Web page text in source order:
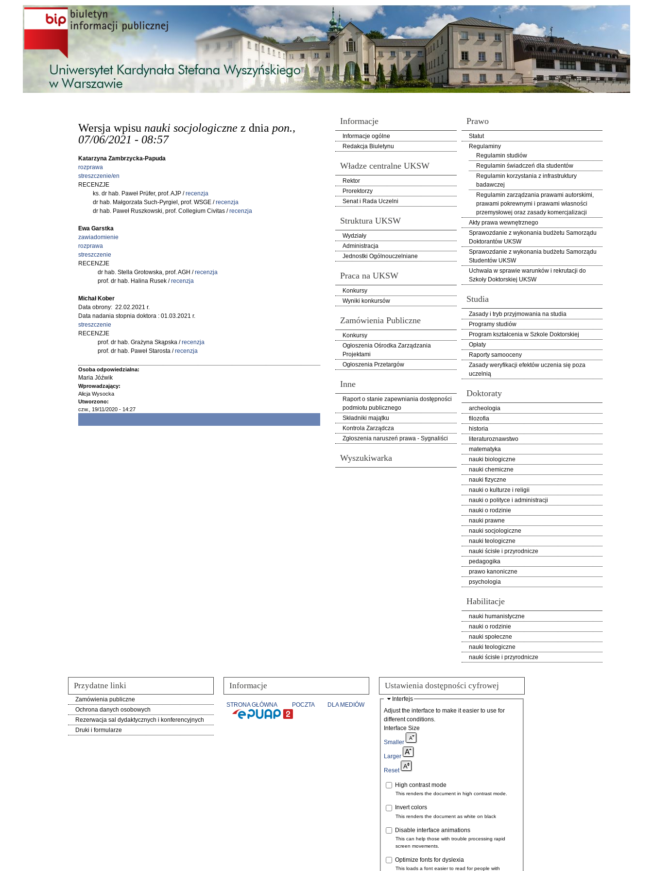
Przejdź do treści
Wersja wpisu nauki socjologiczne z dnia pon.,
07/06/2021 - 08:57
Katarzyna Zambrzycka-Papuda
rozprawa
streszczenie/en
RECENZJE
ks. dr hab. Paweł Prüfer, prof. AJP /recenzja
dr hab. Małgorzata Such-Pyrgiel, prof. WSGE /recenzja
dr hab. Paweł Ruszkowski, prof. Collegium Civitas /recenzja
Ewa Garstka
zawiadomienie
rozprawa
streszczenie
RECENZJE
dr hab. Stella Grotowska, prof. AGH /recenzja
prof. dr hab. Halina Rusek /recenzja
Michał Kober
Data obrony: 22.02.2021 r.
Data nadania stopnia doktora : 01.03.2021 r.
streszczenie
RECENZJE
prof. dr hab. Grażyna Skąpska /recenzja
prof. dr hab. Paweł Starosta /recenzja
Osoba odpowiedzialna:
Maria Jóźwik
Wprowadzający:
Alicja Wysocka
Utworzono:
czw., 19/11/2020 - 14:27
Informacje
Informacje ogólne
Redakcja Biuletynu
Władze centralne UKSW
Rektor
Prorektorzy
Senat i Rada Uczelni
Struktura UKSW
Wydziały
Administracja
Jednostki Ogólnouczelniane
Praca na UKSW
Konkursy
Wyniki konkursów
Zamówienia Publiczne
Konkursy
Ogłoszenia Ośrodka Zarządzania
Projektami
Ogłoszenia Przetargów
Inne
Raport o stanie zapewniania dostępności
podmiotu publicznego
Składniki majątku
Kontrola Zarządcza
Zgłoszenia naruszeń prawa - Sygnaliści
Wyszukiwarka
Prawo
Statut
Regulaminy
Regulamin studiów
Regulamin świadczeń dla studentów
Regulamin korzystania z infrastruktury
badawczej
Regulamin zarządzania prawami autorskimi,
prawami pokrewnymi i prawami własności
przemysłowej oraz zasady komercjalizacji
Akty prawa wewnętrznego
Sprawozdanie z wykonania budżetu Samorządu
Doktorantów UKSW
Sprawozdanie z wykonania budżetu Samorządu
Studentów UKSW
Uchwała w sprawie warunków i rekrutacji do
Szkoły Doktorskiej UKSW
Studia
Zasady i tryb przyjmowania na studia
Programy studiów
Program kształcenia w Szkole Doktorskiej
Opłaty
Raporty samooceny
Zasady weryfikacji efektów uczenia się poza
uczelnią
Doktoraty
archeologia
filozofia
historia
literaturoznawstwo
matematyka
nauki biologiczne
nauki chemiczne
nauki fizyczne
nauki o kulturze i religii
nauki o polityce i administracji
nauki o rodzinie
nauki prawne
nauki socjologiczne
nauki teologiczne
nauki ścisłe i przyrodnicze
pedagogika
prawo kanoniczne
psychologia
Habilitacje
nauki humanistyczne
nauki o rodzinie
nauki społeczne
nauki teologiczne
nauki ścisłe i przyrodnicze
Przydatne linki
Zamówienia publiczne
Ochrona danych osobowych
Rezerwacja sal dydaktycznych i konferencyjnych
Druki i formularze
Informacje
STRONA GŁÓWNA POCZTA DLA MEDIÓW
Ustawienia dostępności cyfrowej
Interfejs
Adjust the interface to make it easier to use for
different conditions.
Interface Size
Smaller
Larger
Reset
High contrast mode
This renders the document in high contrast mode.
Invert colors
This renders the document as white on black
Disable interface animations
This can help those with trouble processing rapid
screen movements.
Optimize fonts for dyslexia
This loads a font easier to read for people with